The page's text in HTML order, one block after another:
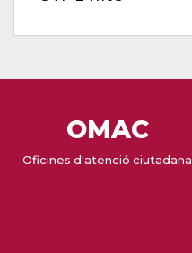
OMAC
Oficines d'atenció ciutadana